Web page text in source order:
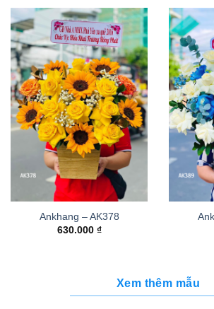
Ankhang – AK378
630.000 ₫
Xem thêm mẫu